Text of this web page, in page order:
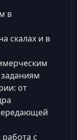
в
скалах и в
от
с